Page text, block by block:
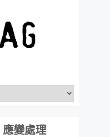
應變處理